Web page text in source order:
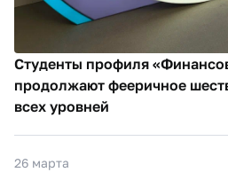
Студенты профиля
продолжают фееричное
всех уровней
26 марта